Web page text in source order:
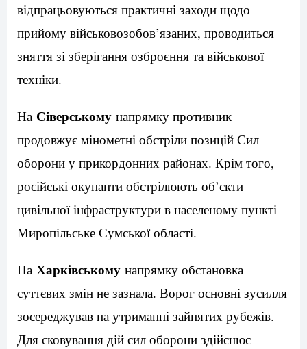
відпрацьовуються практичні заходи щодо
прийому військовозобов’язаних, проводиться
зняття зі зберігання озброєння та військової
техніки.
На Сіверському напрямку противник
продовжує мінометні обстріли позицій Сил
оборони у прикордонних районах. Крім того,
російські окупанти обстрілюють об’єкти
цивільної інфраструктури в населеному пункті
Миропільське Сумської області.
На Харківському напрямку обстановка
суттєвих змін не зазнала. Ворог основні зусилля
зосереджував на утриманні зайнятих рубежів.
Для сковування дій сил оборони здійснює